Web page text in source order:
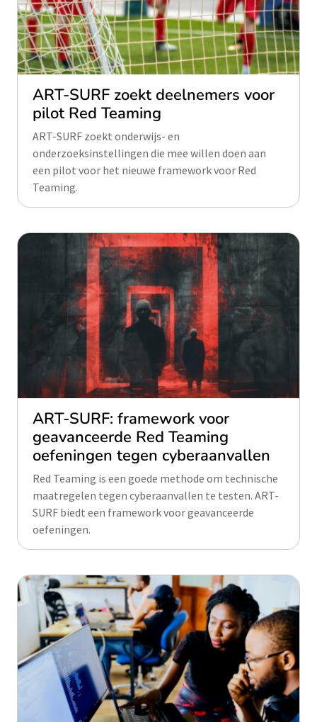
ART-SURF zoekt deelnemers voor
pilot Red Teaming
ART-SURF zoekt onderwijs- en
onderzoeksinstellingen die mee willen doen aan
een pilot voor het nieuwe framework voor Red
Teaming.
ART-SURF: framework voor
geavanceerde Red Teaming
oefeningen tegen cyberaanvallen
Red Teaming is een goede methode om technische
maatregelen tegen cyberaanvallen te testen. ART-
SURF biedt een framework voor geavanceerde
oefeningen.